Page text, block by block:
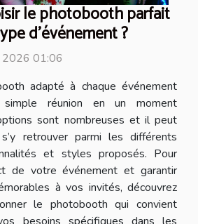
le photobooth parfait
d'événement ?
2026 01:06
adapté à chaque événement
simple réunion en un moment
sont nombreuses et il peut
retrouver parmi les différents
et styles proposés. Pour
de votre événement et garantir
à vos invités, découvrez
le photobooth qui convient